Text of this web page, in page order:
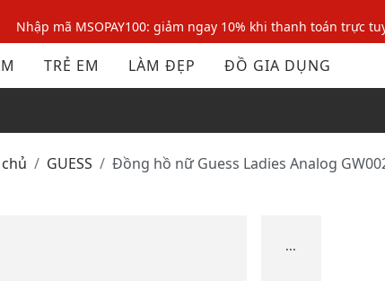
Nhập mã MSOPAY100: giảm ngay 10% khi thanh toán trực
Nhập mã: MSOXINCHAO - Giảm 10% đơn đầu cho thành viên
Nhập mã MSOPAY100: giảm ngay 10% khi thanh toán trực
TRẺ EM LÀM ĐẸP ĐỒ GIA DỤNG
chủ GUESS Đồng hồ nữ Guess Ladies Analog
...